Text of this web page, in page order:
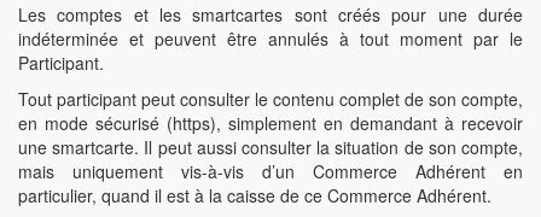
Les comptes et les smartcartes sont créés pour une durée
indéterminée et peuvent être annulés à tout moment par le
Participant.
Tout participant peut consulter le contenu complet de son compte,
en mode sécurisé (https), simplement en demandant à recevoir
une smartcarte. Il peut aussi consulter la situation de son compte,
mais uniquement vis-à-vis d’un Commerce Adhérent en
particulier, quand il est à la caisse de ce Commerce Adhérent.